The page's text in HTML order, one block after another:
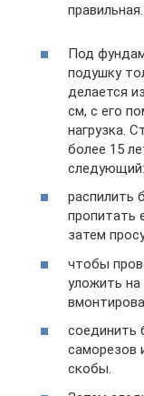
правильная.
Под
подушку
делается
см, с его
нагрузка.
более 15
следующий:
распилить
пропитать
затем
чтобы
уложить на
соединить
саморезов
скобы.